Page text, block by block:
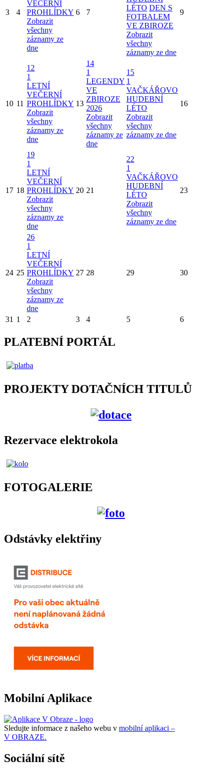
3 4
VEČERNÍ
PROHLÍDKY
Zobrazit
všechny
záznamy ze
dne
6 7
LÉTO DEN S
FOTBALEM
VE ZBIROZE
Zobrazit
všechny
záznamy ze dne
9
10 11
12
1
LETNÍ
VEČERNÍ
PROHLÍDKY
Zobrazit
všechny
záznamy ze
dne
13
14
1
LEGENDY
VE
ZBIROZE
2026
Zobrazit
všechny
záznamy ze
dne
15
1
VAČKÁŘOVO
HUDEBNÍ
LÉTO
Zobrazit
všechny
záznamy ze dne
16
17 18
19
1
LETNÍ
VEČERNÍ
PROHLÍDKY
Zobrazit
všechny
záznamy ze
dne
20 21
22
1
VAČKÁŘOVO
HUDEBNÍ
LÉTO
Zobrazit
všechny
záznamy ze dne
23
24 25
26
1
LETNÍ
VEČERNÍ
PROHLÍDKY
Zobrazit
všechny
záznamy ze
dne
27 28 29 30
31 1 2 3 4 5 6
PLATEBNÍ PORTÁL
PROJEKTY DOTAČNÍCH TITULŮ
Rezervace elektrokola
FOTOGALERIE
Odstávky elektřiny
Mobilní Aplikace
Sledujte informace z našeho webu v mobilní aplikaci –
V OBRAZE.
Sociální sítě